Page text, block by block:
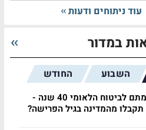
עוד ניתוחים ודעות
במדור
השבוע החודש
שילמתם לביטוח הלאומי 40 שנה -
מהמדינה בגיל הפרישה?